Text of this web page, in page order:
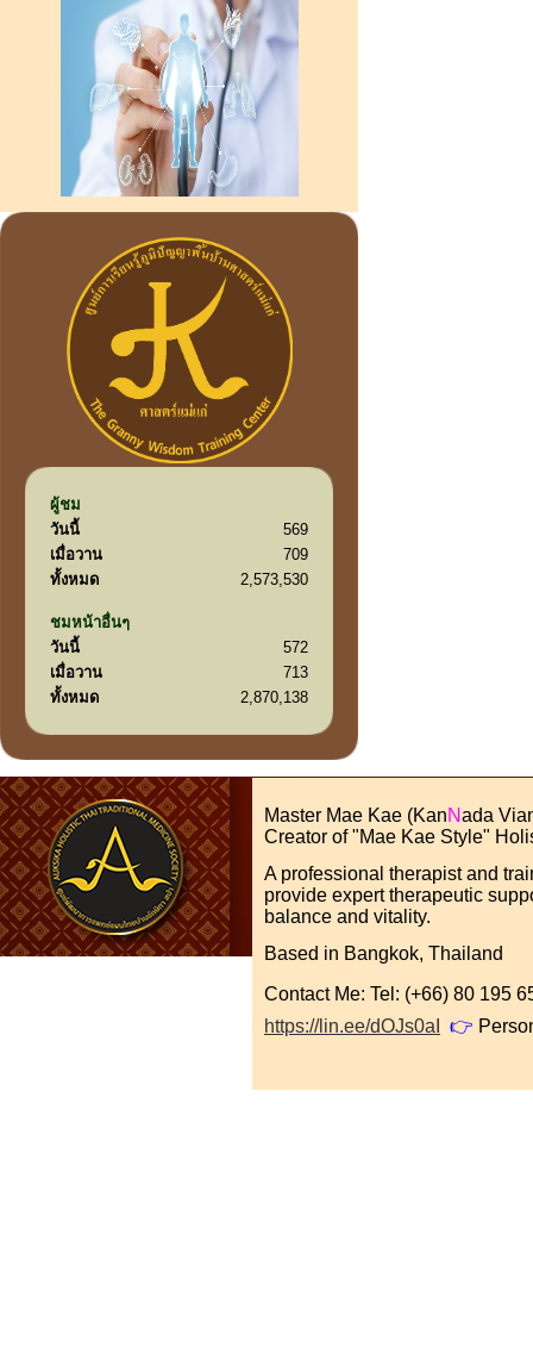
ผู้ชม
วันนี้
569
เมื่อวาน
709
ทั้งหมด
2,573,530
ชมหน้าอื่นๆ
วันนี้
572
เมื่อวาน
713
ทั้งหมด
2,870,138
Master Mae Kae (KanNada
Creator of "Mae Kae Style"
A professional therapist and
provide expert therapeutic
balance and vitality.
Based in Bangkok, Thailand
Contact Me: Tel: (+66) 80 195
https://lin.ee/dOJs0aI
👉